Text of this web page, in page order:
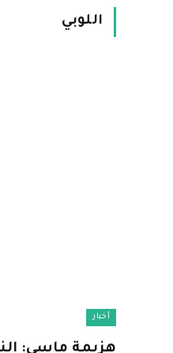
اللوبي
أخبار
هزيمة ماسي: